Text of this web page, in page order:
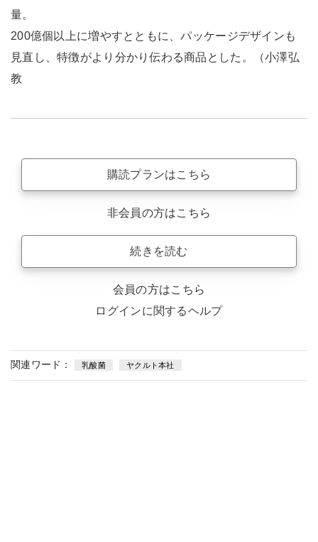
量。
200億個以上に増やすとともに、パッケージデザインも
見直し、特徴がより分かり伝わる商品とした。（小澤弘
教
購読プランはこちら
非会員の方はこちら
続きを読む
会員の方はこちら
ログインに関するヘルプ
関連ワード： 乳酸菌 ヤクルト本社